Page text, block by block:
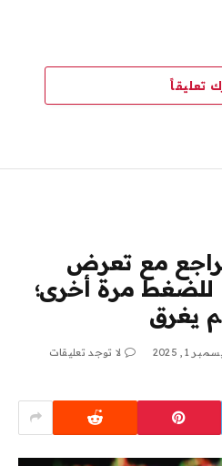
تعليقاً
مع تعرض
للضغط مرة أخرى؛
يغرق
1, 2025
لا توجد تعليقات